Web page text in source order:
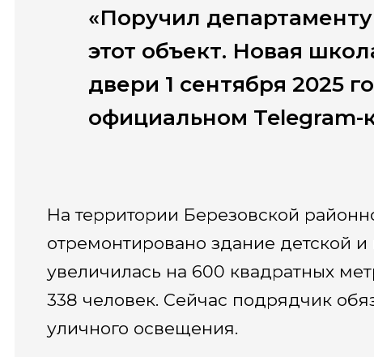
«Поручил департаменту
этот объект. Новая
двери 1 сентября 2025
официальном Telegram-
На территории Березовской
отремонтировано здание детской
увеличилась на 600 квадратных
338 человек. Сейчас подрядчик
уличного освещения.